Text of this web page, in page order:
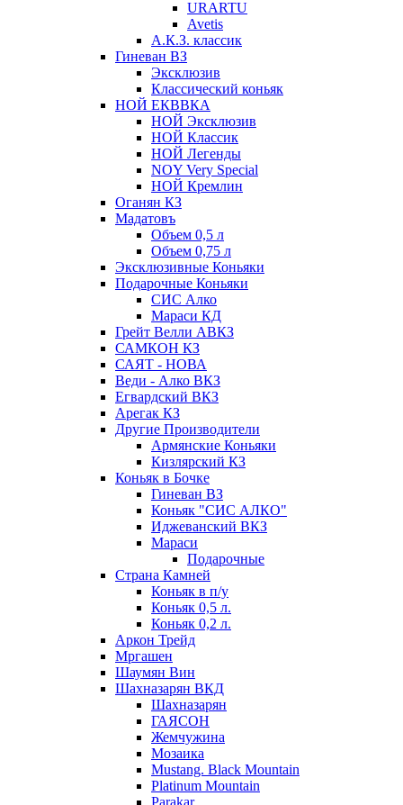
URARTU
Avetis
А.К.З. классик
Гиневан ВЗ
Эксклюзив
Классический коньяк
НОЙ ЕКВВКА
НОЙ Эксклюзив
НОЙ Классик
НОЙ Легенды
NOY Very Speсial
НОЙ Кремлин
Оганян КЗ
Мадатовъ
Объем 0,5 л
Объем 0,75 л
Эксклюзивные Коньяки
Подарочные Коньяки
СИС Алко
Мараси КД
Грейт Велли АВКЗ
САМКОН КЗ
САЯТ - НОВА
Веди - Алко ВКЗ
Егвардский ВКЗ
Арегак КЗ
Другие Производители
Армянские Коньяки
Кизлярский КЗ
Коньяк в Бочке
Гиневан ВЗ
Коньяк "СИС АЛКО"
Иджеванский ВКЗ
Мараси
Подарочные
Страна Камней
Коньяк в п/у
Коньяк 0,5 л.
Коньяк 0,2 л.
Аркон Трейд
Мргашен
Шаумян Вин
Шахназарян ВКД
Шахназарян
ГАЯСОН
Жемчужина
Мозаика
Mustang. Black Mountain
Platinum Mountain
Parakar